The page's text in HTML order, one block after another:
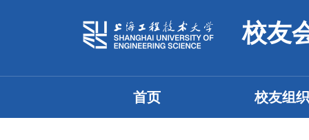
校友
首页 校友组织